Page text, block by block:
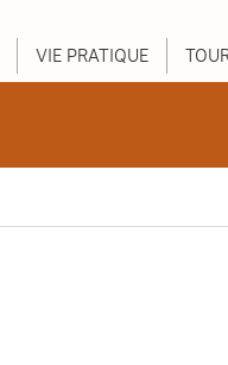
VIE PRATIQUE